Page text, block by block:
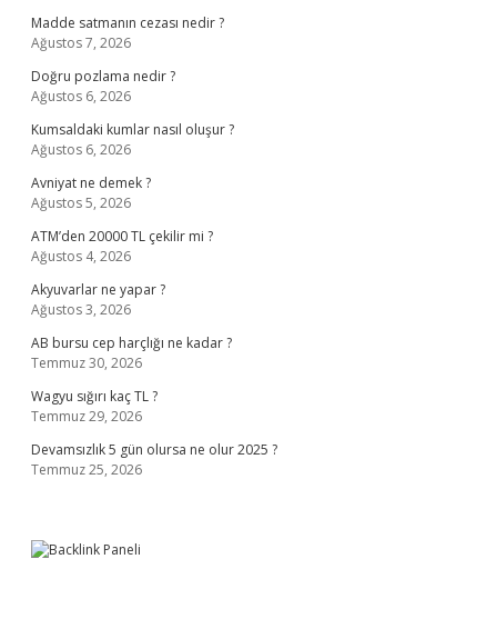
Madde satmanın cezası nedir ?
Ağustos 7, 2026
Doğru pozlama nedir ?
Ağustos 6, 2026
Kumsaldaki kumlar nasıl oluşur ?
Ağustos 6, 2026
Avniyat ne demek ?
Ağustos 5, 2026
ATM’den 20000 TL çekilir mi ?
Ağustos 4, 2026
Akyuvarlar ne yapar ?
Ağustos 3, 2026
AB bursu cep harçlığı ne kadar ?
Temmuz 30, 2026
Wagyu sığırı kaç TL ?
Temmuz 29, 2026
Devamsızlık 5 gün olursa ne olur 2025 ?
Temmuz 25, 2026